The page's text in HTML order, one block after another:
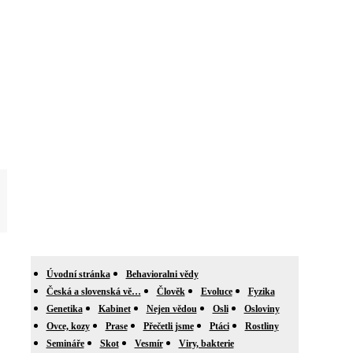
Úvodní stránka
Behavioralni vědy
Česká a slovenská vě…
Člověk Evoluce
Fyzika
Genetika
Kabinet Nejen vědou Osli
Osloviny
Ovce, kozy
Prase Přečetli jsme Ptáci
Rostliny
Semináře
Skot Vesmír
Viry, bakterie